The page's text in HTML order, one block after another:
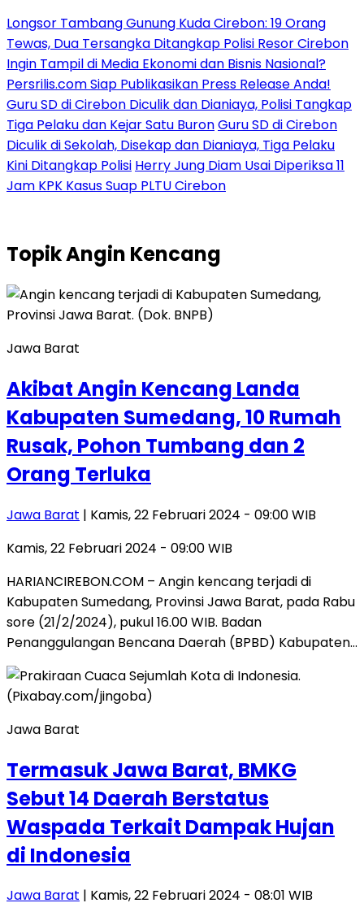
Longsor Tambang Gunung Kuda Cirebon: 19 Orang
Tewas, Dua Tersangka Ditangkap Polisi Resor Cirebon
Ingin Tampil di Media Ekonomi dan Bisnis Nasional?
Persrilis.com Siap Publikasikan Press Release Anda!
Guru SD di Cirebon Diculik dan Dianiaya, Polisi Tangkap
Tiga Pelaku dan Kejar Satu BuronGuru SD di Cirebon
Diculik di Sekolah, Disekap dan Dianiaya, Tiga Pelaku
Kini Ditangkap Polisi Herry Jung Diam Usai Diperiksa 11
Jam KPK Kasus Suap PLTU Cirebon
TopikAngin Kencang
Jawa Barat
Akibat Angin Kencang Landa
Kabupaten Sumedang, 10 Rumah
Rusak, Pohon Tumbang dan 2
Orang Terluka
Jawa Barat | Kamis, 22 Februari 2024 - 09:00 WIB
Kamis, 22 Februari 2024 - 09:00 WIB
HARIANCIREBON.COM – Angin kencang terjadi di
Kabupaten Sumedang, Provinsi Jawa Barat, pada Rabu
sore (21/2/2024), pukul 16.00 WIB. Badan
Penanggulangan Bencana Daerah (BPBD) Kabupaten…
Jawa Barat
Termasuk Jawa Barat, BMKG
Sebut 14 Daerah Berstatus
Waspada Terkait Dampak Hujan
di Indonesia
Jawa Barat | Kamis, 22 Februari 2024 - 08:01 WIB